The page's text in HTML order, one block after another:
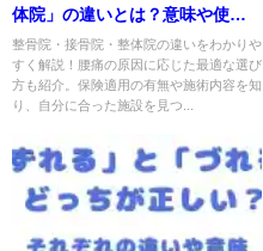
体院」の違いとは？意味や使い
方を比較表で徹底解説！
整骨院・接骨院・整体院の違いをわかりや
すく解説！腰痛の原因に応じた最適な選び
方も紹介。保険適用の有無や施術内容を知
り、自分に合った施設を見つ...